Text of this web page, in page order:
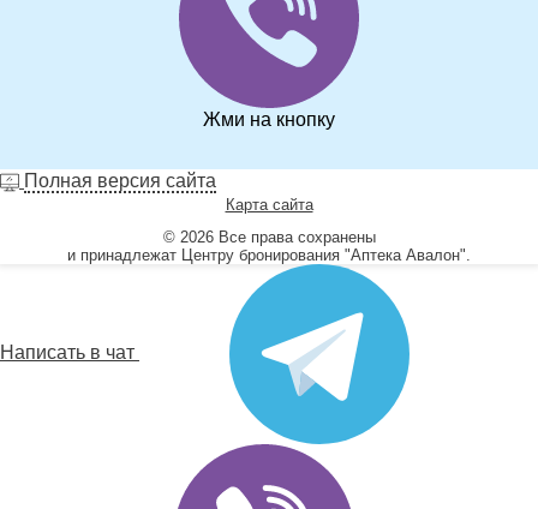
Жми на кнопку
Полная версия сайта
Карта сайта
© 2026 Все права сохранены
и принадлежат Центру бронирования "Аптека Авалон".
Написать в чат